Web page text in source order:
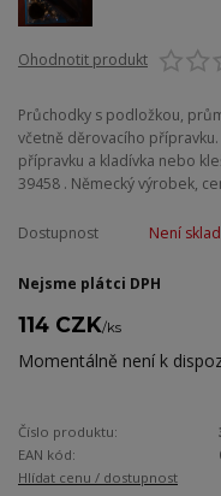
Ohodnotit produkt
Průchodky s podložkou,
včetně děrovacího
přípravku a kladívka nebo
39458 . Německý výrobek,
Dostupnost Není
Nejsme plátci DPH
114 CZK/ks
Momentálně není k
Číslo produktu:
EAN kód:
Hlídat cenu / dostupnost